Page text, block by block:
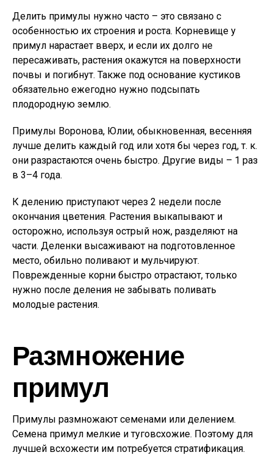
Делить примулы нужно часто – это связано с
особенностью их строения и роста. Корневище у
примул нарастает вверх, и если их долго не
пересаживать, растения окажутся на поверхности
почвы и погибнут. Также под основание кустиков
обязательно ежегодно нужно подсыпать
плодородную землю.
Примулы Воронова, Юлии, обыкновенная, весенняя
лучше делить каждый год или хотя бы через год, т. к.
они разрастаются очень быстро. Другие виды – 1 раз
в 3–4 года.
К делению приступают через 2 недели после
окончания цветения. Растения выкапывают и
осторожно, используя острый нож, разделяют на
части. Деленки высаживают на подготовленное
место, обильно поливают и мульчируют.
Поврежденные корни быстро отрастают, только
нужно после деления не забывать поливать
молодые растения.
Размножение
примул
Примулы размножают семенами или делением.
Семена примул мелкие и туговсхожие. Поэтому для
лучшей всхожести им потребуется стратификация.